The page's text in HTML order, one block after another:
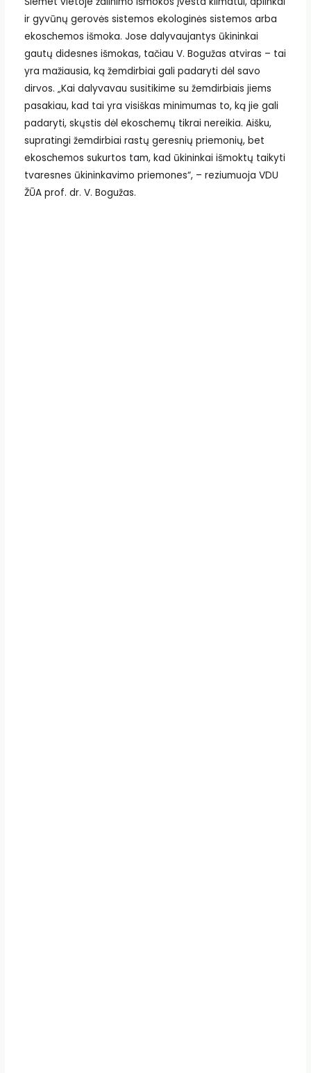
ir gyvūnų gerovės sistemos ekologinės sistemos arba
ekoschemos išmoka. Jose dalyvaujantys ūkininkai
gautų didesnes išmokas, tačiau V. Bogužas atviras – tai
yra mažiausia, ką žemdirbiai gali padaryti dėl savo
dirvos. „Kai dalyvavau susitikime su žemdirbiais jiems
pasakiau, kad tai yra visiškas minimumas to, ką jie gali
padaryti, skųstis dėl ekoschemų tikrai nereikia. Aišku,
supratingi žemdirbiai rastų geresnių priemonių, bet
ekoschemos sukurtos tam, kad ūkininkai išmoktų taikyti
tvaresnes ūkininkavimo priemones“, – reziumuoja VDU
ŽŪA prof. dr. V. Bogužas.